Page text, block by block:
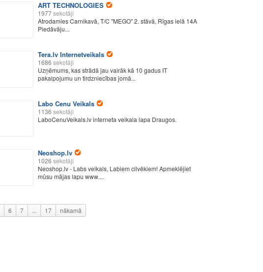
ART TECHNOLOGIES
1977sekotāji
Atrodamies Carnikavā, T/C "MEGO" 2. stāvā, Rīgas ielā 14A
Piedāvāju...
Tera.lv Internetveikals
1686 sekotāji
Uzņēmums, kas strādā jau vairāk kā 10 gadus IT
pakalpojumu un tirdzniecības jomā...
Labo Cenu Veikals
1136 sekotāji
LaboCenuVeikals.lv interneta veikala lapa Draugos.
Neoshop.lv
1026 sekotāji
Neoshop.lv - Labs veikals, Labiem cilvēkiem! Apmeklējiet
mūsu mājas lapu www....
6 7 ... 17 nākamā